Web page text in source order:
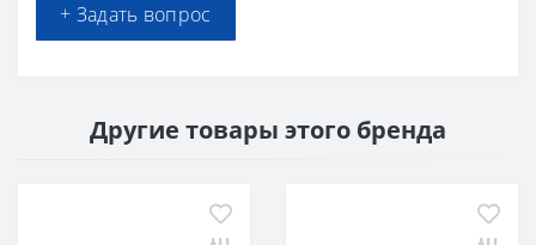
+ Задать вопрос
Другие товары этого бренда